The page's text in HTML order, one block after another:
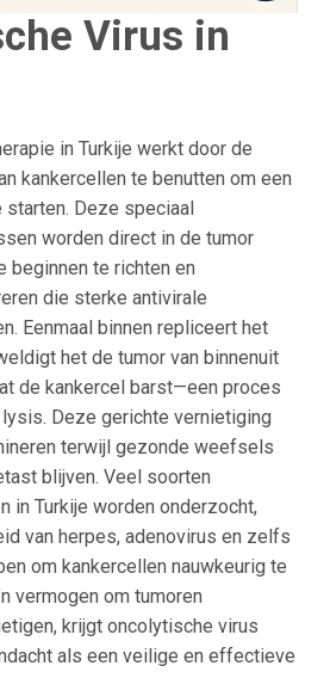
Virus in
in Turkije werkt door de
kankercellen te benutten om een
Deze speciaal
worden direct in de tumor
beginnen te richten en
die sterke antivirale
Eenmaal binnen repliceert het
het de tumor van binnenuit
de kankercel barst—een proces
Deze gerichte vernietiging
terwijl gezonde weefsels
blijven. Veel soorten
in Turkije worden onderzocht,
van herpes, adenovirus en zelfs
om kankercellen nauwkeurig te
vermogen om tumoren
krijgt oncolytische virus
als een veilige en effectieve